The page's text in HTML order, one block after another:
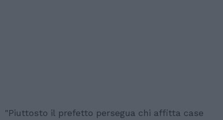
"Piuttosto il prefetto persegua chi affitta case